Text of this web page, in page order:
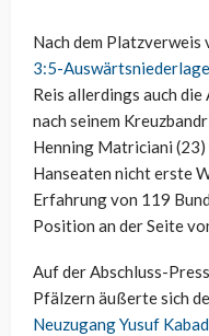
Nach dem Platzverweis
3:5-
Reis allerdings auch
nach seinem
Henning Matriciani (23)
Hanseaten nicht erste
Erfahrung von 119
Position an der Seite
Auf der Abschluss-
Pfälzern äußerte sich
Neuzugang Yusuf